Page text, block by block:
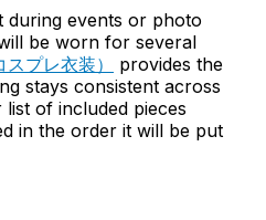
during events or photo
be worn for several
プレ衣装）
provides the
stays consistent across
of included pieces
in the order it will be put